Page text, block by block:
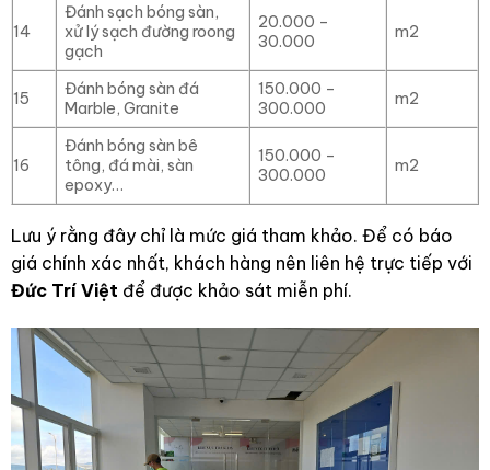
14
Đánh sạch bóng sàn,
xử lý sạch đường roong
gạch
20.000 –
30.000
m2
15
Đánh bóng sàn đá
Marble, Granite
150.000 –
300.000
m2
16
Đánh bóng sàn bê
tông, đá mài, sàn
epoxy…
150.000 –
300.000
m2
Lưu ý rằng đây chỉ là mức giá tham khảo. Để có báo
giá chính xác nhất, khách hàng nên liên hệ trực tiếp với
Đức Trí Việt để được khảo sát miễn phí.